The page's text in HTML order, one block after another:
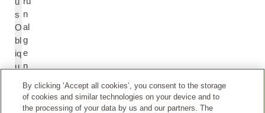
s
O
bl
iq
u
n
al
g
e
n
By clicking ‘Accept all cookies’, you consent to the storage
of cookies and similar technologies on your device and to
the processing of your data by us and our partners. The